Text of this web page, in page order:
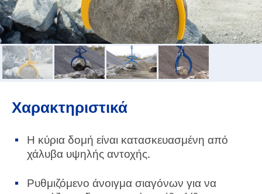
Χαρακτηριστικά
Η κύρια δομή είναι κατασκευασμένη από
χάλυβα υψηλής αντοχής.
Ρυθμιζόμενο άνοιγμα σιαγόνων για να